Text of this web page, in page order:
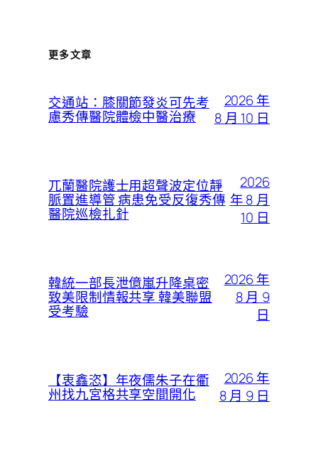
更多文章
交通站：膝關節發炎可先考
慮秀傳醫院體檢中醫治療
2026 年
8 月 10 日
兀蘭醫院護士用超聲波定位靜
脈置進導管 病患免受反復秀傳
醫院巡檢扎針
2026
年 8 月
10 日
韓統一部長泄億嵐升降桌密
致美限制情報共享 韓美聯盟
受考驗
2026 年
8 月 9
日
【衷鑫恣】年夜儒朱子在衢
州找九宮格共享空間開化
2026 年
8 月 9 日